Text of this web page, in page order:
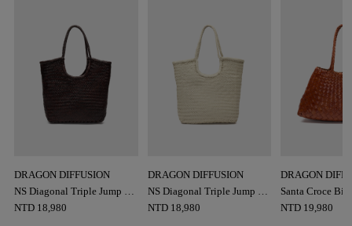
DRAGON DIFFUSION
NS Diagonal Triple Jump 肩
背包
NTD 18,980
DRAGON DIFFUSION
NS Diagonal Triple Jump 肩
背包
NTD 18,980
DRAGON
Santa Croce
NTD 19,980